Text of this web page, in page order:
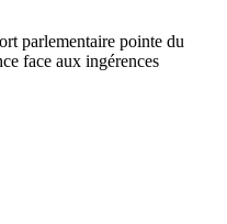
parlementaire pointe du
face aux ingérences